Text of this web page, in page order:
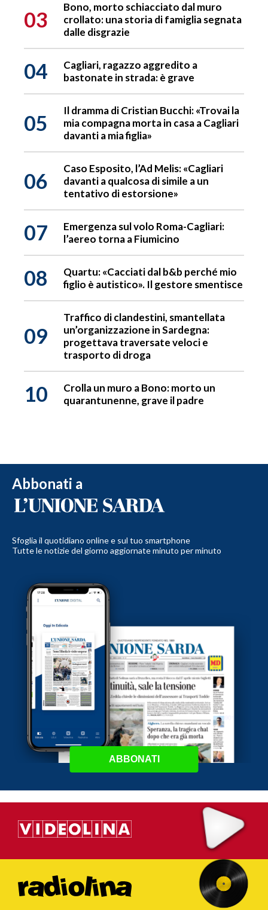
03
Bono, morto schiacciato dal muro
crollato: una storia di famiglia segnata
dalle disgrazie
04
Cagliari, ragazzo aggredito a
bastonate in strada: è grave
05
Il dramma di Cristian Bucchi: «Trovai la
mia compagna morta in casa a Cagliari
davanti a mia figlia»
06
Caso Esposito, l’Ad Melis: «Cagliari
davanti a qualcosa di simile a un
tentativo di estorsione»
07
Emergenza sul volo Roma-Cagliari:
l’aereo torna a Fiumicino
08
Quartu: «Cacciati dal b&b perché mio
figlio è autistico». Il gestore smentisce
09
Traffico di clandestini, smantellata
un’organizzazione in Sardegna:
progettava traversate veloci e
trasporto di droga
10
Crolla un muro a Bono: morto un
quarantunenne, grave il padre
Abbonati a
Sfoglia il quotidiano online e sul tuo smartphone
Tutte le notizie del giorno aggiornate minuto per minuto
ABBONATI